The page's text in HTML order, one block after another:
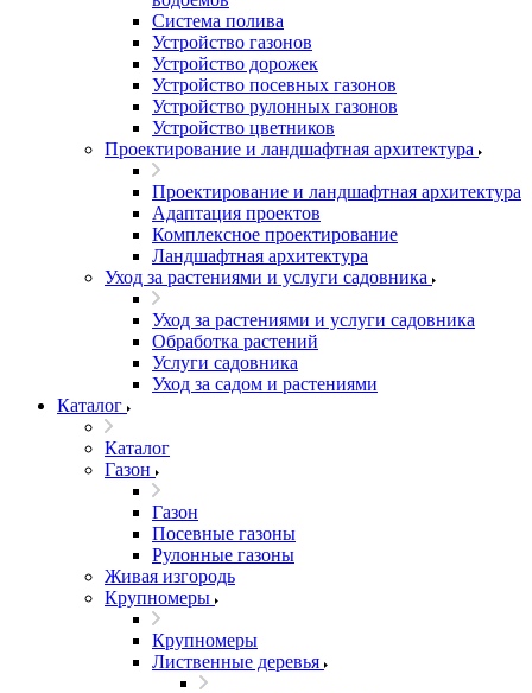
Система полива
Устройство газонов
Устройство дорожек
Устройство посевных газонов
Устройство рулонных газонов
Устройство цветников
Проектирование и ландшафтная архитектура
Проектирование и ландшафтная архитектура
Адаптация проектов
Комплексное проектирование
Ландшафтная архитектура
Уход за растениями и услуги садовника
Уход за растениями и услуги садовника
Обработка растений
Услуги садовника
Уход за садом и растениями
Каталог
Каталог
Газон
Газон
Посевные газоны
Рулонные газоны
Живая изгородь
Крупномеры
Крупномеры
Лиственные деревья